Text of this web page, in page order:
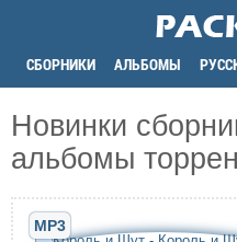
СБОРНИКИ АЛЬБОМЫ
Новинки
альбомы
MP3